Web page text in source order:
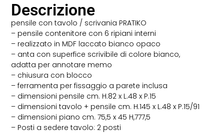
Descrizione
pensile con tavolo / scrivania PRATIKO
– pensile contenitore con 6 ripiani interni
– realizzato in MDF laccato bianco opaco
– anta con superfice scrivibile di colore bianco,
adatta per annotare memo
– chiusura con blocco
– ferramenta per fissaggio a parete inclusa
– dimensioni pensile cm. H.82 x L.48 x P.15
– dimensioni tavolo + pensile cm. H.145 x L.48 x P.15/91
– dimensioni piano cm. 75,5 x 45 H,777,5
– Posti a sedere tavolo: 2 posti